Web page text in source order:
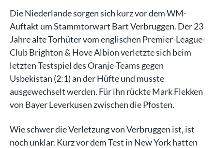
Die Niederlande sorgen sich kurz vor dem WM-
Auftakt um Stammtorwart Bart Verbruggen. Der 23
Jahre alte Torhüter vom englischen Premier-League-
Club Brighton & Hove Albion verletzte sich beim
letzten Testspiel des Oranje-Teams gegen
Usbekistan (2:1) an der Hüfte und musste
ausgewechselt werden. Für ihn rückte Mark Flekken
von Bayer Leverkusen zwischen die Pfosten.
Wie schwer die Verletzung von Verbruggen ist, ist
noch unklar. Kurz vor dem Test in New York hatten